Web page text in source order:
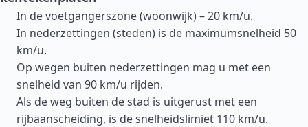
In de voetgangerszone (woonwijk) – 20 km/u.
In nederzettingen (steden) is de maximumsnelheid 50
km/u.
Op wegen buiten nederzettingen mag u met een
snelheid van 90 km/u rijden.
Als de weg buiten de stad is uitgerust met een
rijbaanscheiding, is de snelheidslimiet 110 km/u.